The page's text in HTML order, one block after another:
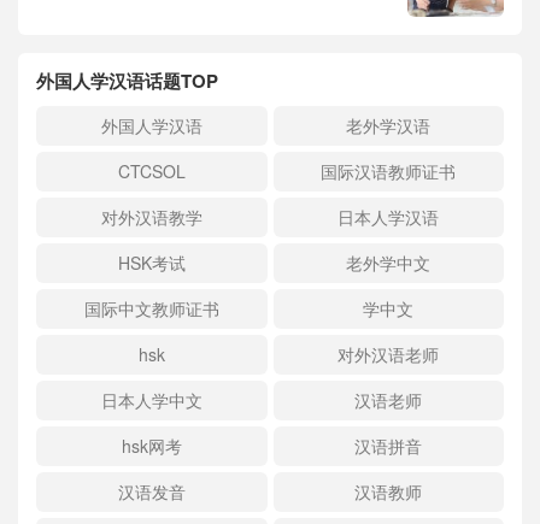
外国人学汉语话题TOP
外国人学汉语
老外学汉语
CTCSOL
国际汉语教师证书
对外汉语教学
日本人学汉语
HSK考试
老外学中文
国际中文教师证书
学中文
hsk
对外汉语老师
日本人学中文
汉语老师
hsk网考
汉语拼音
汉语发音
汉语教师